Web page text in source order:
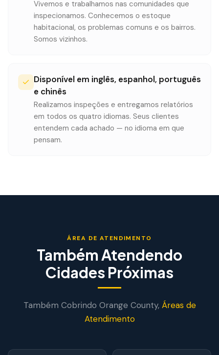
Vivemos e trabalhamos nas comunidades que
inspecionamos. Conhecemos o estoque
habitacional, os problemas comuns e os bairros.
Somos vizinhos.
Disponível em inglês, espanhol, português
e chinês
Realizamos inspeções e entregamos relatórios
em todos os quatro idiomas. Seus clientes
entendem cada achado — no idioma em que
pensam.
ÁREA DE ATENDIMENTO
Também Atendendo
Cidades Próximas
Também Cobrindo Orange County, Áreas de
Atendimento